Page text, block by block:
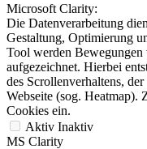
Microsoft Clarity:
Die Datenverarbeitung
Gestaltung, Optimierung
Tool werden Bewegungen
aufgezeichnet. Hierbei
des Scrollenverhaltens,
Webseite (sog. Heatmap).
Cookies ein.
Aktiv Inaktiv
MS Clarity